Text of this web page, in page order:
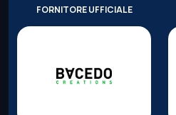
FORNITORE UFFICIALE